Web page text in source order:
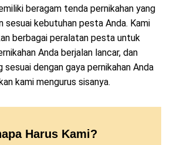
beragam tenda pernikahan yang
sesuai kebutuhan pesta Anda. Kami
berbagai peralatan pesta untuk
Anda berjalan lancar, dan
sesuai dengan gaya pernikahan Anda
kami mengurus sisanya.
Harus Kami?